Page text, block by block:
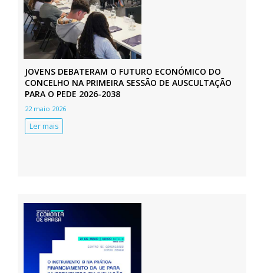
JOVENS DEBATERAM O FUTURO ECONÓMICO DO
CONCELHO NA PRIMEIRA SESSÃO DE AUSCULTAÇÃO
PARA O PEDE 2026-2038
22 maio 2026
Ler mais